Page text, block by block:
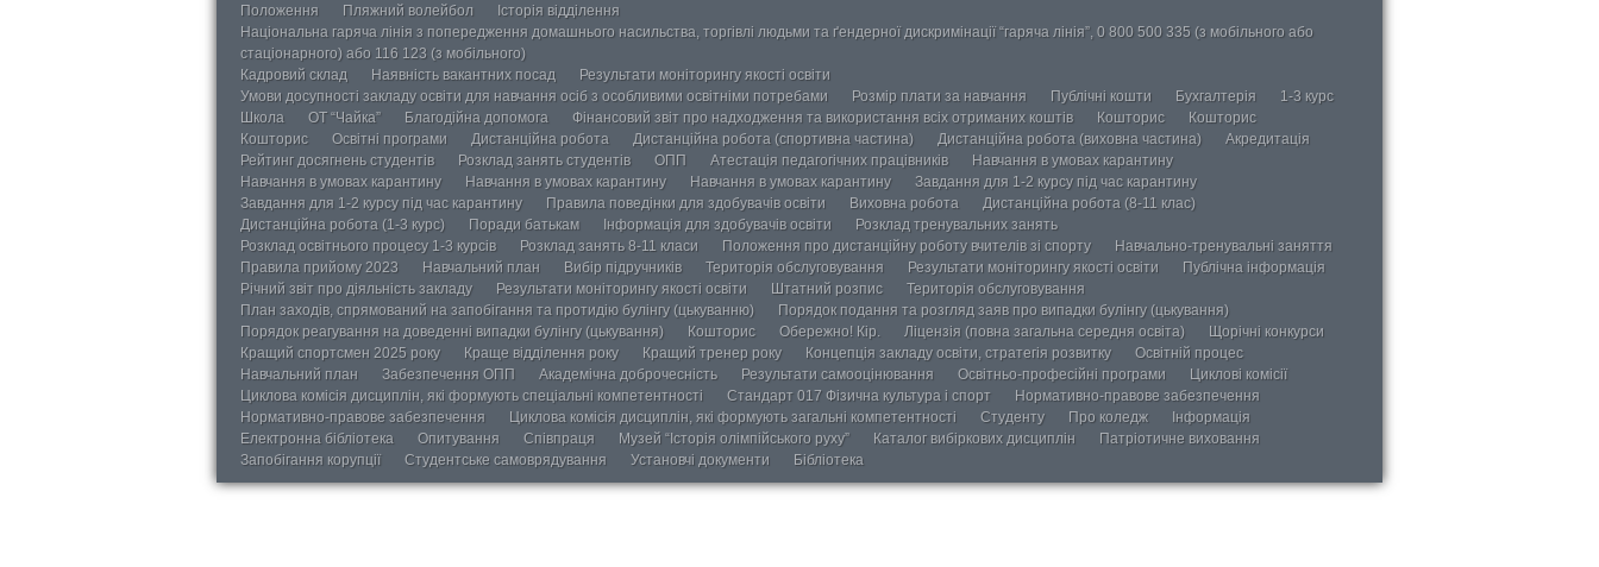
Положення
Пляжний волейбол
Історія відділення
Національна гаряча лінія з попередження домашнього насильства, торгівлі людьми та ґендерної дискримінації “гаряча лінія”, 0 800 500 335 (з мобільного або
стаціонарного) або 116 123 (з мобільного)
Кадровий склад
Наявність вакантних посад
Результати моніторингу якості освіти
Умови досупності закладу освіти для навчання осіб з особливими освітніми потребами
Розмір плати за навчання Публічні кошти Бухгалтерія
1-3 курс
Школа
ОТ “Чайка” Благодійна допомога Фінансовий звіт про надходження та використання всіх отриманих коштів Кошторис
Кошторис
Кошторис
Освітні програми Дистанційна робота Дистанційна робота (спортивна частина) Дистанційна робота (виховна частина)
Акредитація
Рейтинг досягнень студентів
Розклад занять студентів ОПП Атестація педагогічних працівників
Навчання в умовах карантину
Навчання в умовах карантину
Навчання в умовах карантину Навчання в умовах карантину
Завдання для 1-2 курсу під час карантину
Завдання для 1-2 курсу під час карантину
Правила поведінки для здобувачів освіти Виховна робота
Дистанційна робота (8-11 клас)
Дистанційна робота (1-3 курс)
Поради батькам Інформація для здобувачів освіти
Розклад тренувальних занять
Розклад освітнього процесу 1-3 курсів
Розклад занять 8-11 класи Положення про дистанційну роботу вчителів зі спорту
Навчально-тренувальні заняття
Правила прийому 2023
Навчальний план Вибір підручників Територія обслуговування Результати моніторингу якості освіти
Публічна інформація
Річний звіт про діяльність закладу
Результати моніторингу якості освіти Штатний розпис
Територія обслуговування
План заходів, спрямований на запобігання та протидію булінгу (цькуванню)
Порядок подання та розгляд заяв про випадки булінгу (цькування)
Порядок реагування на доведенні випадки булінгу (цькування)
Кошторис Обережно! Кір. Ліцензія (повна загальна середня освіта)
Щорічні конкурси
Кращий спортсмен 2025 року
Краще відділення року Кращий тренер року Концепція закладу освіти, стратегія розвитку
Освітній процес
Навчальний план
Забезпечення ОПП Академічна доброчесність Результати самооцінювання Освітньо-професійні програми
Циклові комісії
Циклова комісія дисциплін, які формують спеціальні компетентності
Стандарт 017 Фізична культура і спорт
Нормативно-правове забезпечення
Нормативно-правове забезпечення
Циклова комісія дисциплін, які формують загальні компетентності Студенту Про коледж
Інформація
Електронна бібліотека
Опитування Співпраця Музей “Історія олімпійського руху” Каталог вибіркових дисциплін
Патріотичне виховання
Запобігання корупції
Студентське самоврядування Установчі документи Бібліотека